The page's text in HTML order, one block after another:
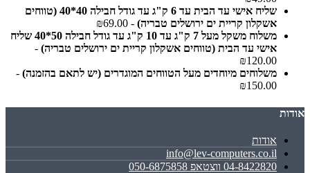
שליח אישי עד הבית עד 6 ק"ג עד גודל חבילה 40*40 (טווחים
אשקלון קריית ים ירושלים טבריה) - ₪69.00
משלוח משקל מעל 7 ק"ג עד 10 ק"ג עד גודל חבילה 50*40 שליח
אישי עד הבית (טווחים אשקלון קריית ים ירושלים טבריה) -
₪120.00
משלוחים מיוחדים מעל הטווחים המוגדרים (יש לתאם בהזמנה) -
₪150.00
אודות
אודות
info@lev-computers.co.il
04-8422820 ווצטאפ 050-6875858